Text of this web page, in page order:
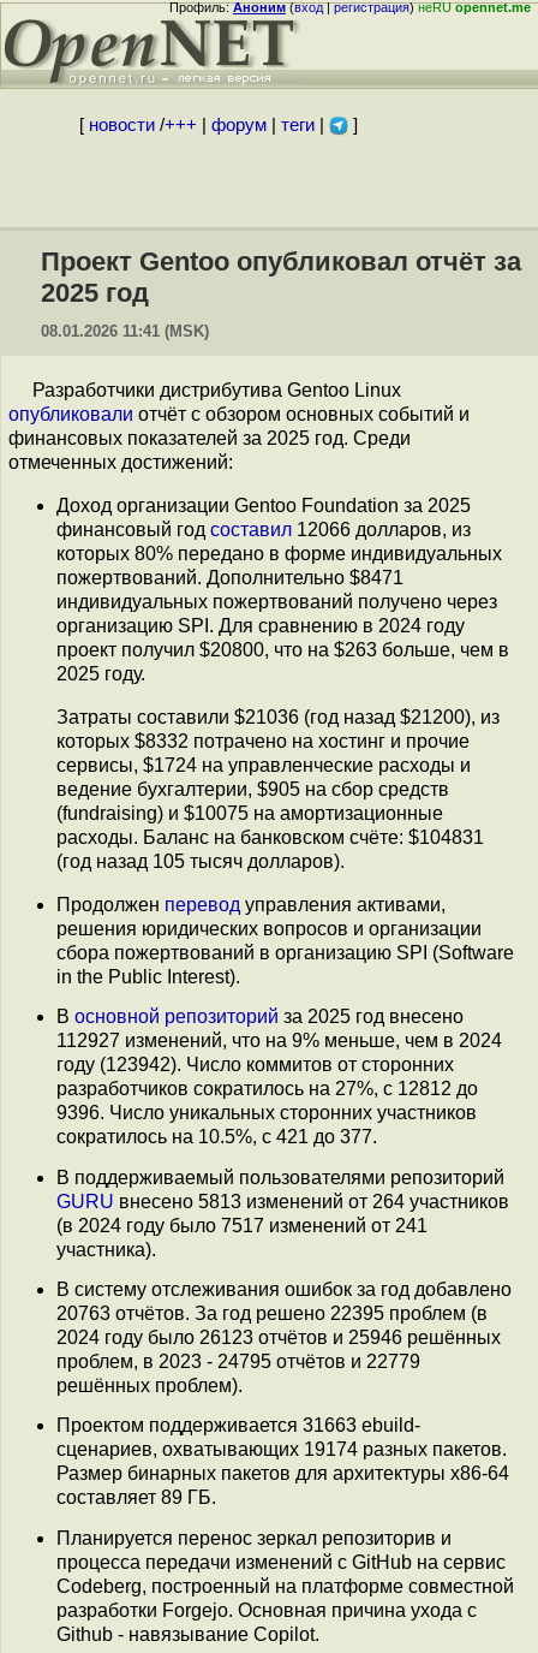
Профиль:Аноним(вход|регистрация)неRUopennet.me
[ новости/+++ форум| теги| ]
Проект Gentoo опубликовал отчёт за
2025 год
08.01.2026 11:41 (MSK)
Разработчики дистрибутива Gentoo Linux
опубликовали отчёт с обзором основных событий и
финансовых показателей за 2025 год. Среди
отмеченных достижений:
Доход организации Gentoo Foundation за 2025
финансовый год составил 12066 долларов, из
которых 80% передано в форме индивидуальных
пожертвований. Дополнительно $8471
индивидуальных пожертвований получено через
организацию SPI. Для сравнению в 2024 году
проект получил $20800, что на $263 больше, чем в
2025 году.
Затраты составили $21036 (год назад $21200), из
которых $8332 потрачено на хостинг и прочие
сервисы, $1724 на управленческие расходы и
ведение бухгалтерии, $905 на сбор средств
(fundraising) и $10075 на амортизационные
расходы. Баланс на банковском счёте: $104831
(год назад 105 тысяч долларов).
Продолжен перевод управления активами,
решения юридических вопросов и организации
сбора пожертвований в организацию SPI (Software
in the Public Interest).
В основной репозиторий за 2025 год внесено
112927 изменений, что на 9% меньше, чем в 2024
году (123942). Число коммитов от сторонних
разработчиков сократилось на 27%, с 12812 до
9396. Число уникальных сторонних участников
сократилось на 10.5%, с 421 до 377.
В поддерживаемый пользователями репозиторий
GURU внесено 5813 изменений от 264 участников
(в 2024 году было 7517 изменений от 241
участника).
В систему отслеживания ошибок за год добавлено
20763 отчётов. За год решено 22395 проблем (в
2024 году было 26123 отчётов и 25946 решённых
проблем, в 2023 - 24795 отчётов и 22779
решённых проблем).
Проектом поддерживается 31663 ebuild-
сценариев, охватывающих 19174 разных пакетов.
Размер бинарных пакетов для архитектуры x86-64
составляет 89 ГБ.
Планируется перенос зеркал репозиторив и
процесса передачи изменений с GitHub на сервис
Codeberg, построенный на платформе совместной
разработки Forgejo. Основная причина ухода с
Github - навязывание Copilot.